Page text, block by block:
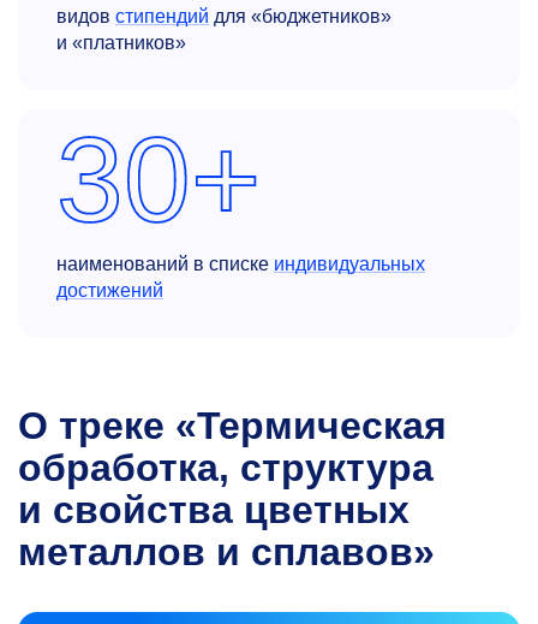
видов стипендий для «бюджетников»
и «платников»
30+
наименований в списке индивидуальных
достижений
О треке «Термическая
обработка, структура
и свойства цветных
металлов и сплавов»